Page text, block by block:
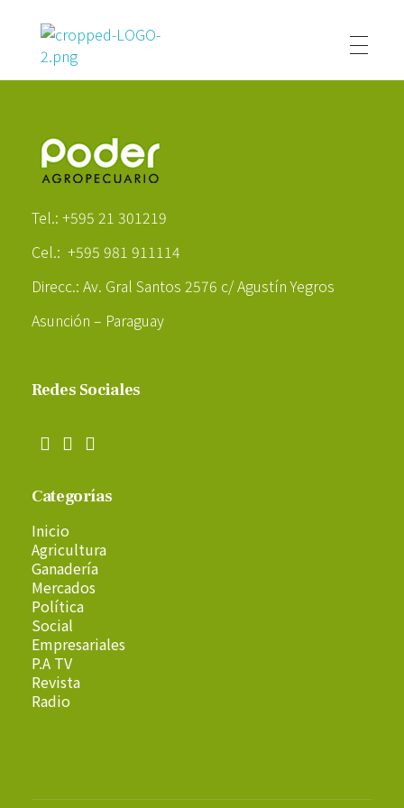
Poder Agropecuario
Tel.: +595 21 301219
Cel.: +595 981 911114
Direcc.: Av. Gral Santos 2576 c/ Agustín Yegros
Asunción – Paraguay
Redes Sociales
Categorías
Inicio
Agricultura
Ganadería
Mercados
Política
Social
Empresariales
P.A TV
Revista
Radio